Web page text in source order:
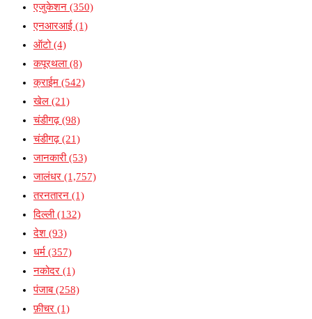
एजुकेशन (350)
एनआरआई (1)
ऑटो(4)
कपूरथला(8)
क्राईम (542)
खेल (21)
चंडीगढ़(98)
चंडीगढ़(21)
जानकारी(53)
जालंधर (1,757)
तरनतारन (1)
दिल्ली(132)
देश (93)
धर्म (357)
नकोदर (1)
पंजाब(258)
फ़ीचर (1)